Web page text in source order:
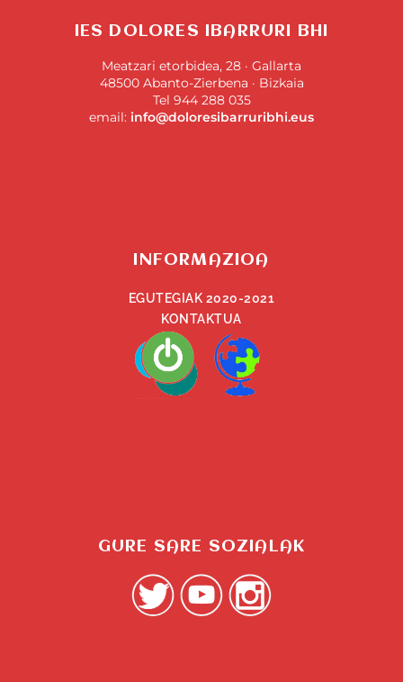
IES DOLORES IBARRURI BHI
Meatzari etorbidea, 28 · Gallarta
48500 Abanto-Zierbena · Bizkaia
Tel 944 288 035
email: info@doloresibarruribhi.eus
INFORMAZIOA
EGUTEGIAK 2020-2021
KONTAKTUA
GURE SARE SOZIALAK